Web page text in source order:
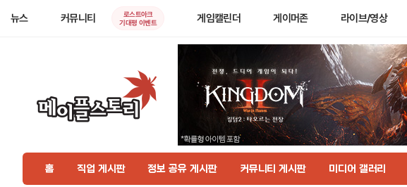
뉴스 커뮤니티
로스트아크
기대평 이벤트
게임캘린더 게이머존 라이브/영상
홈 직업 게시판 정보 공유 게시판 커뮤니티 게시판 미디어 갤러리